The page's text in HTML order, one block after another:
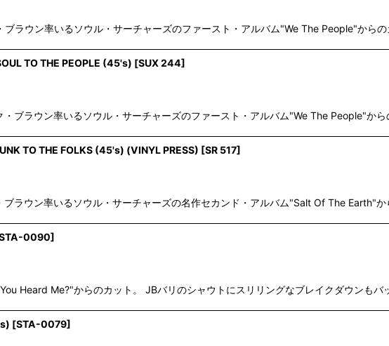
ブラウン率いるソウル・サーチャーズのファースト・アルバム"We The People"から
TO THE PEOPLE (45's) [SUX 244]
ブラウン率いるソウル・サーチャーズのファースト・アルバム"We The People"か
TO THE FOLKS (45's) (VINYL PRESS) [SR 517]
ブラウン率いるソウル・サーチャーズの名作セカンド・アルバム"Salt Of The Earth"
0090]
Heard Me?"からのカット。 JBバリのシャウトにスリリングなブレイクダウンも
[STA-0079]